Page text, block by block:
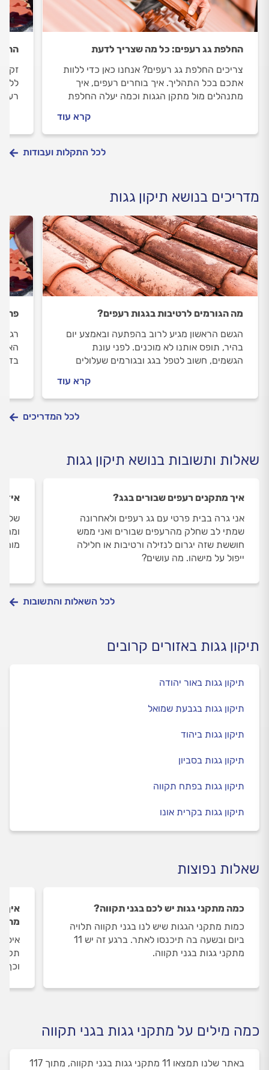
החלפת גג רעפים: כל מה שצריך לדעת
צריכים החלפת גג רעפים? אנחנו כאן כדי ללוות
אתכם בכל התהליך. איך בוחרים רעפים, איך
מתנהלים מול מתקן הגגות וכמה יעלה החלפת
קרא עוד
לכל התקלות ועבודות
מדריכים בנושא תיקון גגות
מה הגורמים לרטיבות בגגות רעפים?
הגשם הראשון מגיע לרוב בהפתעה ובאמצע יום
בהיר, תופס אותנו לא מוכנים. לפני עונת
הגשמים, חשוב לטפל בגג ובגורמים שעלולים
קרא עוד
רגע
לכל המדריכים
שאלות ותשובות בנושא תיקון גגות
איך מתקנים רעפים שבורים בגג?
אני גרה בבית פרטי עם גג רעפים ולאחרונה
שמתי לב שחלק מהרעפים שבורים ואני ממש
חוששת שזה יגרום לנזילה ורטיבות או חלילה
ייפול על מישהו. מה עושים?
לכל השאלות והתשובות
תיקון גגות באזורים קרובים
תיקון גגות באור יהודה
תיקון גגות בגבעת שמואל
תיקון גגות ביהוד
תיקון גגות בסביון
תיקון גגות בפתח תקווה
תיקון גגות בקרית אונו
שאלות נפוצות
כמה מתקני גגות יש לכם בגני תקווה?
כמות מתקני הגגות שיש לנו בגני תקווה תלויה
ביום ובשעה בה תיכנסו לאתר. ברגע זה יש 11
מתקני גגות בגני תקווה.
איך
וכך
כמה מילים על מתקני גגות בגני תקווה
באתר שלנו תמצאו 11 מתקני גגות בגני תקווה, מתוך 117